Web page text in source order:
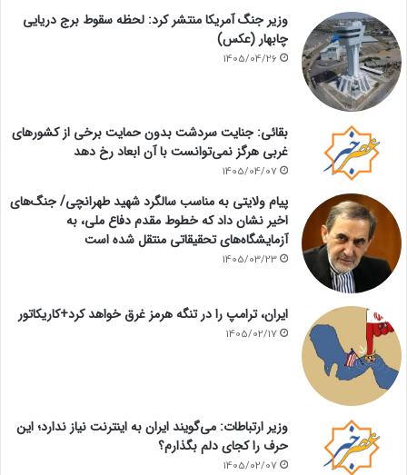
وزیر جنگ آمریکا منتشر کرد: لحظه سقوط برج دریایی
چابهار (عکس)
1405/04/26
بقائی: جنایت سردشت بدون حمایت برخی از کشورهای
غربی هرگز نمی‌توانست با آن ابعاد رخ دهد
1405/04/07
پیام ولایتی به مناسب سالگرد شهید طهرانچی/ جنگ‌های
اخیر نشان داد که خطوط مقدم دفاع ملی، به
آزمایشگاه‌های تحقیقاتی منتقل شده است
1405/03/23
ایران، ترامپ را در تنگه هرمز غرق خواهد کرد+کاریکاتور
1405/02/17
وزیر ارتباطات: می‌گویند ایران به اینترنت نیاز ندارد؛ این
حرف را کجای دلم بگذارم؟
1405/02/07